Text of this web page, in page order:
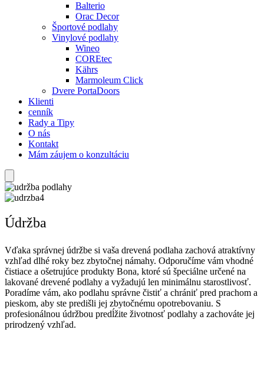
Balterio
Orac Decor
Športové podlahy
Vinylové podlahy
Wineo
COREtec
Kährs
Marmoleum Click
Dvere PortaDoors
Klienti
cenník
Rady a Tipy
O nás
Kontakt
Mám záujem o konzultáciu
Údržba
Vďaka správnej údržbe si vaša drevená podlaha zachová atraktívny
vzhľad dlhé roky bez zbytočnej námahy. Odporučíme vám vhodné
čistiace a ošetrujúce produkty Bona, ktoré sú špeciálne určené na
lakované drevené podlahy a vyžadujú len minimálnu starostlivosť.
Poradíme vám, ako podlahu správne čistiť a chrániť pred prachom a
pieskom, aby ste predišli jej zbytočnému opotrebovaniu. S
profesionálnou údržbou predĺžite životnosť podlahy a zachováte jej
prirodzený vzhľad.